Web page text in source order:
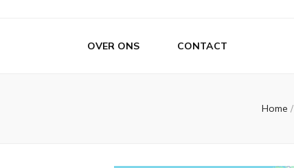
OVER ONS CONTACT
Home /